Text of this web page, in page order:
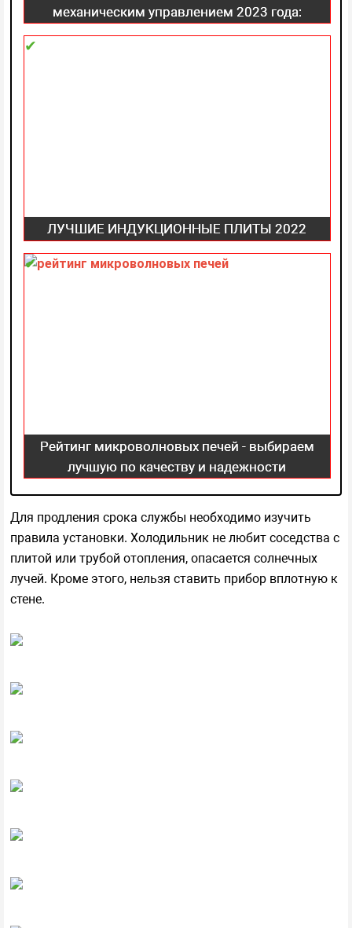
механическим управлением 2023 года:
критерии выбора, какого производителя
ЛУЧШИЕ ИНДУКЦИОННЫЕ ПЛИТЫ 2022
Рейтинг микроволновых печей - выбираем
лучшую по качеству и надежности
Для продления срока службы необходимо изучить
правила установки. Холодильник не любит соседства с
плитой или трубой отопления, опасается солнечных
лучей. Кроме этого, нельзя ставить прибор вплотную к
стене.